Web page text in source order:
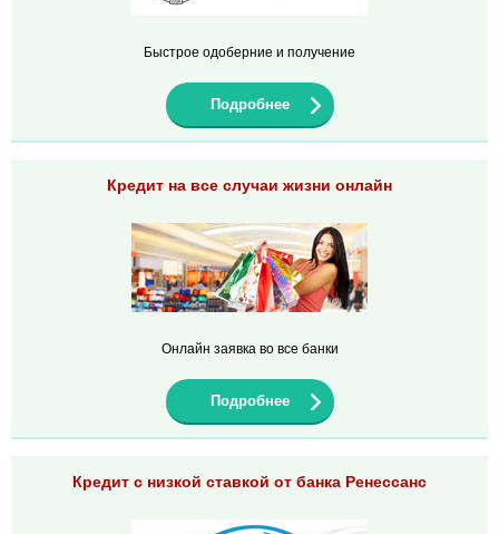
Быстрое одоберние и получение
Подробнее
Кредит на все случаи жизни онлайн
Онлайн заявка во все банки
Подробнее
Кредит с низкой ставкой от банка Ренессанс